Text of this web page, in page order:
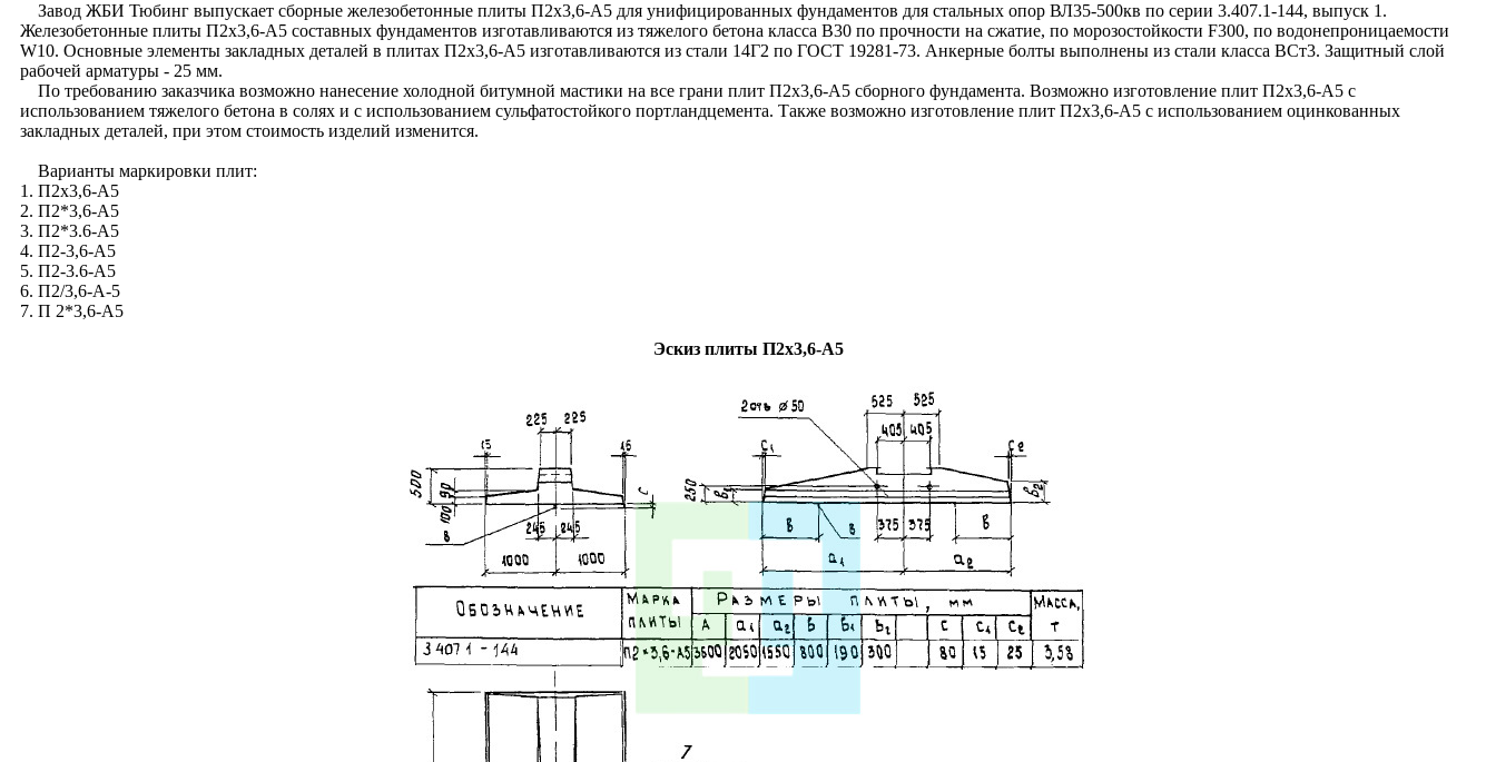
Завод ЖБИ Тюбинг выпускает сборные железобетонные плиты П2х3,6-А5 для унифицированных фундаментов для стальных опор ВЛ35-500кв по серии 3.407.1-144, выпуск 1.
Железобетонные плиты П2х3,6-А5 составных фундаментов изготавливаются из тяжелого бетона класса В30 по прочности на сжатие, по морозостойкости F300, по водонепроницаемости
W10. Основные элементы закладных деталей в плитах П2х3,6-А5 изготавливаются из стали 14Г2 по ГОСТ 19281-73. Анкерные болты выполнены из стали класса ВСт3. Защитный слой
рабочей арматуры - 25 мм.
По требованию заказчика возможно нанесение холодной битумной мастики на все грани плит П2х3,6-А5 сборного фундамента. Возможно изготовление плит П2х3,6-А5 с
использованием тяжелого бетона в солях и с использованием сульфатостойкого портландцемента. Также возможно изготовление плит П2х3,6-А5 с использованием оцинкованных
закладных деталей, при этом стоимость изделий изменится.
Варианты маркировки плит:
1. П2х3,6-А5
2. П2*3,6-А5
3. П2*3.6-А5
4. П2-3,6-А5
5. П2-3.6-А5
6. П2/3,6-А-5
7. П 2*3,6-А5
Эскиз плиты П2х3,6-А5